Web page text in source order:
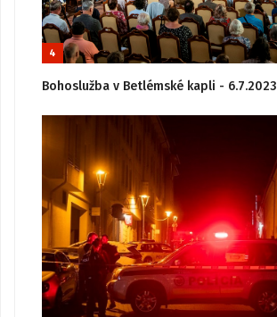
4
Bohoslužba v Betlémské kapli - 6.7.2023